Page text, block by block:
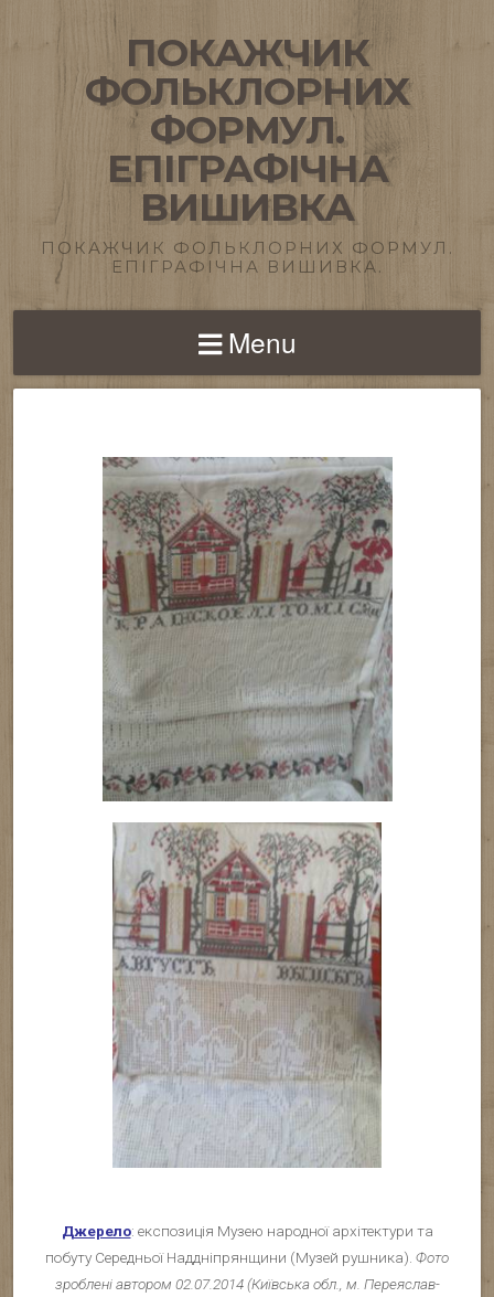
ПОКАЖЧИК
ФОЛЬКЛОРНИХ
ФОРМУЛ.
ЕПІГРАФІЧНА
ВИШИВКА
ПОКАЖЧИК ФОЛЬКЛОРНИХ ФОРМУЛ.
ЕПІГРАФІЧНА ВИШИВКА.
Menu
Джерело: експозиція Музею народної архітектури та
побуту Середньої Наддніпрянщини (Музей рушника). Фото
зроблені автором 02.07.2014 (Київська обл., м. Переяслав-